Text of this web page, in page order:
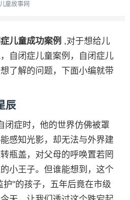
童故事网
儿童成功案例 ,对于想给儿
自闭症儿童案例，自闭症儿
了解的问题，下面小编就带
辰
闭症时，他的世界仿佛被罩
感知光影，却无法与外界建
瓶盖，对父母的呼唤置若罔
小王子。但谁能想到，这个
"的孩子，五年后竟在市级